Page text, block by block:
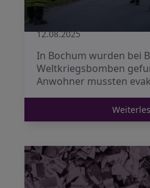
12.08.2025
In Bochum wurden bei
Weltkriegsbomben
Anwohner mussten